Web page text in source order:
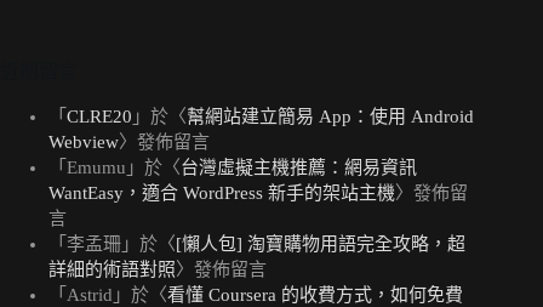
「 CLRE20 」於〈幫網站建立簡易 App：使用 Android
Webview〉發佈留言
「 Emumu 」於〈台灣虛擬主機推薦：網易資訊
WantEasy，適合 WordPress 新手的架站主機〉發佈留
言
「 李孟珊 」於〈[懶人包] 淘寶購物用語完全攻略，超
詳細的術語對照〉發佈留言
「 Astrid 」於〈看懂 Coursera 的收費方式，如何免費